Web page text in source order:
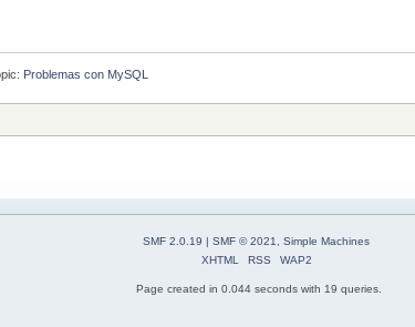
Problemas con MySQL
SMF 2.0.19 | SMF © 2021
Simple Machines
XHTML
RSS WAP2
Page created in 0.044 seconds with 19 queries.